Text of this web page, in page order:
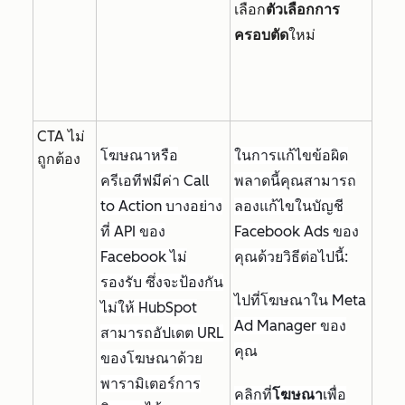
เลือกตัวเลือกการ
ครอบตัดใหม่
CTA ไม่
ถูกต้อง
โฆษณาหรือ
ครีเอทีฟมีค่า Call
to Action บางอย่าง
ที่ API ของ
Facebook ไม่
รองรับ ซึ่งจะป้องกัน
ไม่ให้ HubSpot
สามารถอัปเดต URL
ของโฆษณาด้วย
พารามิเตอร์การ
ในการแก้ไขข้อผิด
พลาดนี้คุณสามารถ
ลองแก้ไขในบัญชี
Facebook Ads ของ
คุณด้วยวิธีต่อไปนี้:
ไปที่โฆษณาใน Meta
Ad Manager ของ
คุณ
คลิกที่โฆษณาเพื่อ